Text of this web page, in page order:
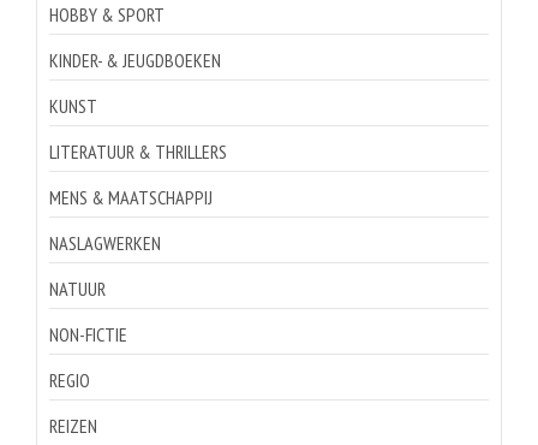
HOBBY & SPORT
KINDER- & JEUGDBOEKEN
KUNST
LITERATUUR & THRILLERS
MENS & MAATSCHAPPIJ
NASLAGWERKEN
NATUUR
NON-FICTIE
REGIO
REIZEN